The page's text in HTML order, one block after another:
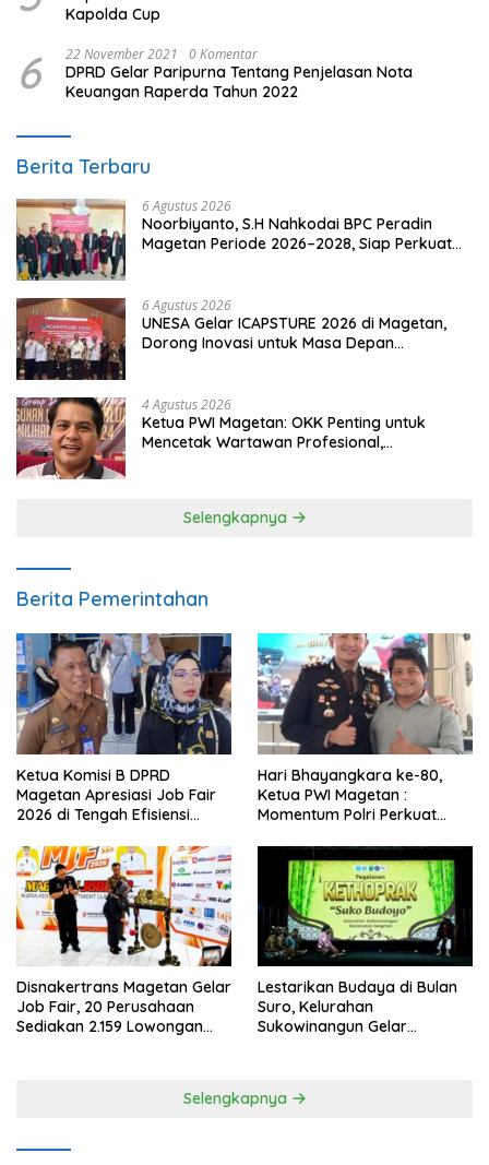
Kapolda Cup
6 22 November 2021 0 Komentar
DPRD Gelar Paripurna Tentang Penjelasan Nota
Keuangan Raperda Tahun 2022
Berita Terbaru
6 Agustus 2026
Noorbiyanto, S.H Nahkodai BPC Peradin
Magetan Periode 2026–2028, Siap Perkuat
6 Agustus 2026
UNESA Gelar ICAPSTURE 2026 di Magetan,
Dorong Inovasi untuk Masa Depan
4 Agustus 2026
Ketua PWI Magetan: OKK Penting untuk
Mencetak Wartawan Profesional,
Selengkapnya
Berita Pemerintahan
Ketua Komisi B DPRD
Magetan Apresiasi Job Fair
2026 di Tengah Efisiensi
Hari Bhayangkara ke-80,
Ketua PWI Magetan :
Momentum Polri Perkuat
Disnakertrans Magetan Gelar
Job Fair, 20 Perusahaan
Sediakan 2.159 Lowongan
Lestarikan Budaya di Bulan
Suro, Kelurahan
Sukowinangun Gelar
Selengkapnya